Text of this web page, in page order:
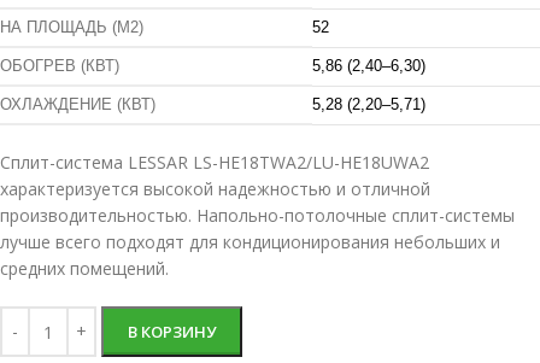
НА ПЛОЩАДЬ (М2) 52
ОБОГРЕВ (КВТ) 5,86 (2,40–6,30)
ОХЛАЖДЕНИЕ (КВТ) 5,28 (2,20–5,71)
Сплит-система LESSAR LS-HE18TWA2/LU-HE18UWA2
характеризуется высокой надежностью и отличной
производительностью. Напольно-потолочные сплит-системы
лучше всего подходят для кондиционирования небольших и
средних помещений.
В КОРЗИНУ